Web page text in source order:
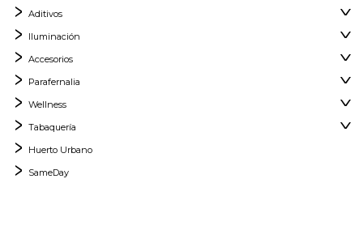
Aditivos
Iluminación
Accesorios
Parafernalia
Wellness
Tabaquería
Huerto Urbano
SameDay